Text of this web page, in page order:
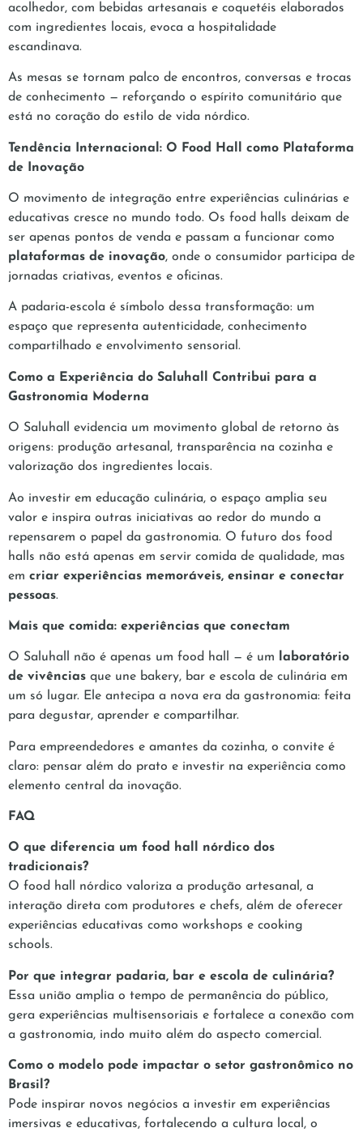
acolhedor, com bebidas artesanais e coquetéis elaborados
com ingredientes locais, evoca a hospitalidade
escandinava.
As mesas se tornam palco de encontros, conversas e trocas
de conhecimento — reforçando o espírito comunitário que
está no coração do estilo de vida nórdico.
Tendência Internacional: O Food Hall como Plataforma
de Inovação
O movimento de integração entre experiências culinárias e
educativas cresce no mundo todo. Os food halls deixam de
ser apenas pontos de venda e passam a funcionar como
plataformas de inovação, onde o consumidor participa de
jornadas criativas, eventos e oficinas.
A padaria-escola é símbolo dessa transformação: um
espaço que representa autenticidade, conhecimento
compartilhado e envolvimento sensorial.
Como a Experiência do Saluhall Contribui para a
Gastronomia Moderna
O Saluhall evidencia um movimento global de retorno às
origens: produção artesanal, transparência na cozinha e
valorização dos ingredientes locais.
Ao investir em educação culinária, o espaço amplia seu
valor e inspira outras iniciativas ao redor do mundo a
repensarem o papel da gastronomia. O futuro dos food
halls não está apenas em servir comida de qualidade, mas
em criar experiências memoráveis, ensinar e conectar
pessoas.
Mais que comida: experiências que conectam
O Saluhall não é apenas um food hall — é um laboratório
de vivências que une bakery, bar e escola de culinária em
um só lugar. Ele antecipa a nova era da gastronomia: feita
para degustar, aprender e compartilhar.
Para empreendedores e amantes da cozinha, o convite é
claro: pensar além do prato e investir na experiência como
elemento central da inovação.
FAQ
O que diferencia um food hall nórdico dos
tradicionais?
O food hall nórdico valoriza a produção artesanal, a
interação direta com produtores e chefs, além de oferecer
experiências educativas como workshops e cooking
schools.
Por que integrar padaria, bar e escola de culinária?
Essa união amplia o tempo de permanência do público,
gera experiências multisensoriais e fortalece a conexão com
a gastronomia, indo muito além do aspecto comercial.
Como o modelo pode impactar o setor gastronômico no
Brasil?
Pode inspirar novos negócios a investir em experiências
imersivas e educativas, fortalecendo a cultura local, o